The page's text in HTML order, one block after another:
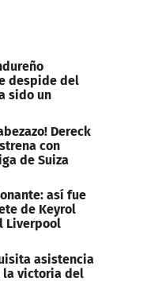
despide del
sido un
Dereck
con
de Suiza
así fue
de Keyrol
Liverpool
asistencia
la victoria del